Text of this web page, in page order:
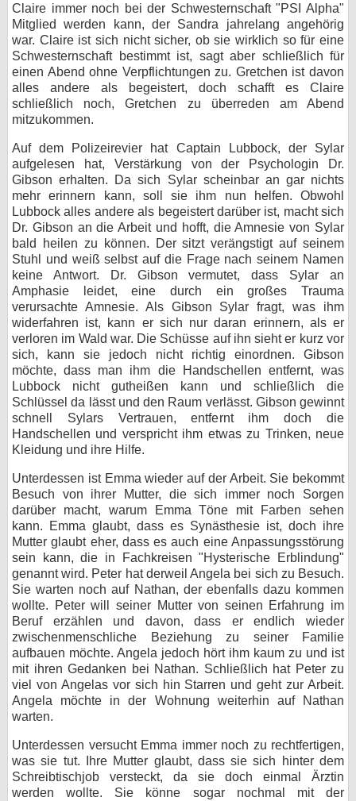
Claire immer noch bei der Schwesternschaft "PSI Alpha"
Mitglied werden kann, der Sandra jahrelang angehörig
war. Claire ist sich nicht sicher, ob sie wirklich so für eine
Schwesternschaft bestimmt ist, sagt aber schließlich für
einen Abend ohne Verpflichtungen zu. Gretchen ist davon
alles andere als begeistert, doch schafft es Claire
schließlich noch, Gretchen zu überreden am Abend
mitzukommen.
Auf dem Polizeirevier hat Captain Lubbock, der Sylar
aufgelesen hat, Verstärkung von der Psychologin Dr.
Gibson erhalten. Da sich Sylar scheinbar an gar nichts
mehr erinnern kann, soll sie ihm nun helfen. Obwohl
Lubbock alles andere als begeistert darüber ist, macht sich
Dr. Gibson an die Arbeit und hofft, die Amnesie von Sylar
bald heilen zu können. Der sitzt verängstigt auf seinem
Stuhl und weiß selbst auf die Frage nach seinem Namen
keine Antwort. Dr. Gibson vermutet, dass Sylar an
Amphasie leidet, eine durch ein großes Trauma
verursachte Amnesie. Als Gibson Sylar fragt, was ihm
widerfahren ist, kann er sich nur daran erinnern, als er
verloren im Wald war. Die Schüsse auf ihn sieht er kurz vor
sich, kann sie jedoch nicht richtig einordnen. Gibson
möchte, dass man ihm die Handschellen entfernt, was
Lubbock nicht gutheißen kann und schließlich die
Schlüssel da lässt und den Raum verlässt. Gibson gewinnt
schnell Sylars Vertrauen, entfernt ihm doch die
Handschellen und verspricht ihm etwas zu Trinken, neue
Kleidung und ihre Hilfe.
Unterdessen ist Emma wieder auf der Arbeit. Sie bekommt
Besuch von ihrer Mutter, die sich immer noch Sorgen
darüber macht, warum Emma Töne mit Farben sehen
kann. Emma glaubt, dass es Synästhesie ist, doch ihre
Mutter glaubt eher, dass es auch eine Anpassungsstörung
sein kann, die in Fachkreisen "Hysterische Erblindung"
genannt wird. Peter hat derweil Angela bei sich zu Besuch.
Sie warten noch auf Nathan, der ebenfalls dazu kommen
wollte. Peter will seiner Mutter von seinen Erfahrung im
Beruf erzählen und davon, dass er endlich wieder
zwischenmenschliche Beziehung zu seiner Familie
aufbauen möchte. Angela jedoch hört ihm kaum zu und ist
mit ihren Gedanken bei Nathan. Schließlich hat Peter zu
viel von Angelas vor sich hin Starren und geht zur Arbeit.
Angela möchte in der Wohnung weiterhin auf Nathan
warten.
Unterdessen versucht Emma immer noch zu rechtfertigen,
was sie tut. Ihre Mutter glaubt, dass sie sich hinter dem
Schreibtischjob versteckt, da sie doch einmal Ärztin
werden wollte. Sie könne sogar nochmal mit der
Desktop-Ansicht
myFanbase